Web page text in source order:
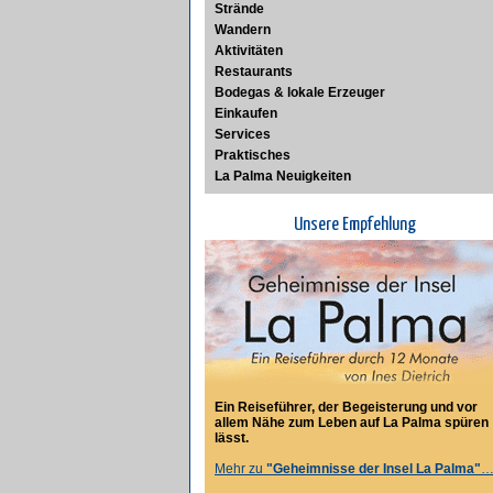
Strände
Wandern
Aktivitäten
Restaurants
Bodegas & lokale Erzeuger
Einkaufen
Services
Praktisches
La Palma Neuigkeiten
Unsere Empfehlung
Ein Reiseführer, der Begeisterung und vor
allem Nähe zum Leben auf La Palma spüren
lässt.
Mehr zu "Geheimnisse der Insel La Palma"…